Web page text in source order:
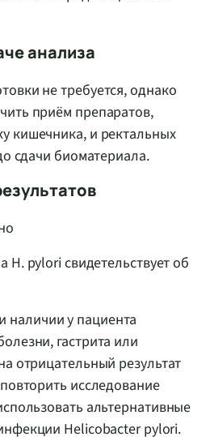
анализа
не требуется, однако
приём препаратов,
кишечника, и ректальных
сдачи биоматериала.
H. pylori свидетельствует об
наличии у пациента
гастрита или
отрицательный результат
исследование
альтернативные
Helicobacter pylori.